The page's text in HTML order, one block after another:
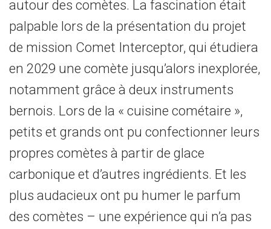
autour des comètes. La fascination était
palpable lors de la présentation du projet
de mission Comet Interceptor, qui étudiera
en 2029 une comète jusqu’alors inexplorée,
notamment grâce à deux instruments
bernois. Lors de la « cuisine cométaire »,
petits et grands ont pu confectionner leurs
propres comètes à partir de glace
carbonique et d’autres ingrédients. Et les
plus audacieux ont pu humer le parfum
des comètes – une expérience qui n’a pas